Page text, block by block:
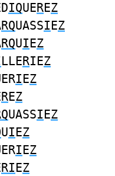
IQUEREZ
RQUASSIEZ
RQUIEZ
LLERIEZ
IEZ
REZ
UASSIEZ
UIEZ
IEZ
RIEZ